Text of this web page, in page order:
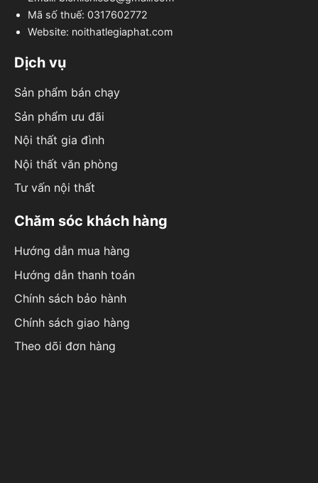
Mã số thuế: 0317602772
Website: noithatlegiaphat.com
Dịch vụ
Sản phẩm bán chạy
Sản phẩm ưu đãi
Nội thất gia đình
Nội thất văn phòng
Tư vấn nội thất
Chăm sóc khách hàng
Hướng dẫn mua hàng
Hướng dẫn thanh toán
Chính sách bảo hành
Chính sách giao hàng
Theo dõi đơn hàng